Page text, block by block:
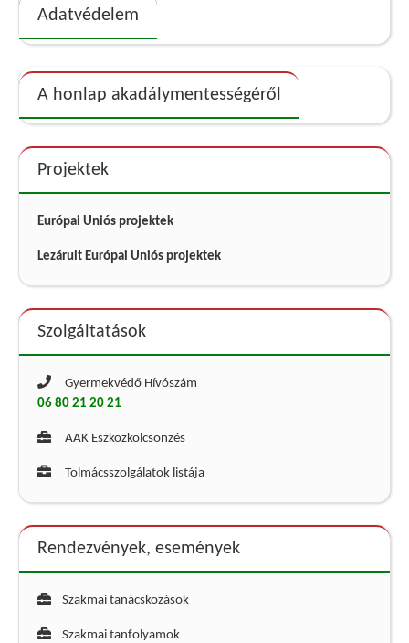
Adatvédelem
A honlap akadálymentességéről
Projektek
Európai Uniós projektek
Lezárult Európai Uniós projektek
Szolgáltatások
Gyermekvédő Hívószám
06 80 21 20 21
AAK Eszközkölcsönzés
Tolmácsszolgálatok listája
Rendezvények, események
Szakmai tanácskozások
Szakmai tanfolyamok